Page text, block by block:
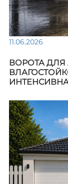
11.06.2026
ВОРОТА